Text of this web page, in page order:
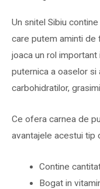
Un snitel Sibiu
care putem aminti de
joaca un rol
puternica a oaselor si
carbohidratilor,
Ce ofera carnea de
avantajele acestui tip
Contine
Bogat in